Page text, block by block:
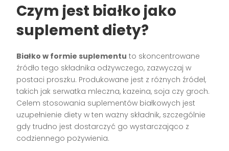
Czym jest białko jako
suplement diety?
Białko w formie suplementu to skoncentrowane
źródło tego składnika odżywczego, zazwyczaj w
postaci proszku. Produkowane jest z różnych źródeł,
takich jak serwatka mleczna, kazeina, soja czy groch.
Celem stosowania suplementów białkowych jest
uzupełnienie diety w ten ważny składnik, szczególnie
gdy trudno jest dostarczyć go wystarczająco z
codziennego pożywienia.